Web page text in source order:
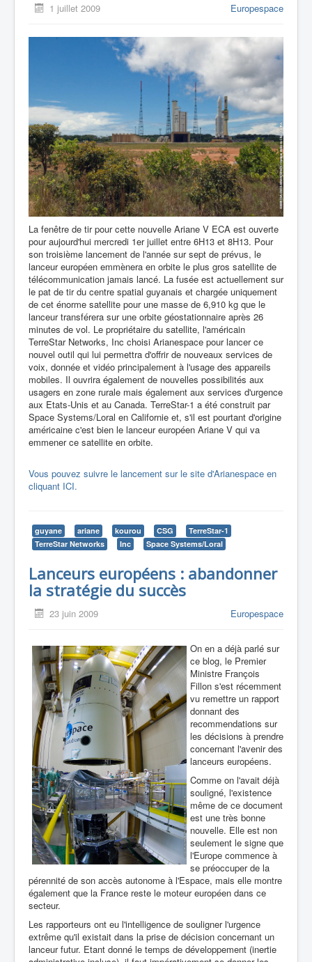
1 juillet 2009 Europespace
La fenêtre de tir pour cette nouvelle Ariane V ECA est ouverte
pour aujourd'hui mercredi 1er juillet entre 6H13 et 8H13. Pour
son troisième lancement de l'année sur sept de prévus, le
lanceur européen emmènera en orbite le plus gros satellite de
télécommunication jamais lancé. La fusée est actuellement sur
le pat de tir du centre spatial guyanais et chargée uniquement
de cet énorme satellite pour une masse de 6,910 kg que le
lanceur transférera sur une orbite géostationnaire après 26
minutes de vol. Le propriétaire du satellite, l'américain
TerreStar Networks, Inc choisi Arianespace pour lancer ce
nouvel outil qui lui permettra d'offrir de nouveaux services de
voix, donnée et vidéo principalement à l'usage des appareils
mobiles. Il ouvrira également de nouvelles possibilités aux
usagers en zone rurale mais également aux services d'urgence
aux Etats-Unis et au Canada. TerreStar-1 a été construit par
Space Systems/Loral en Californie et, s'il est pourtant d'origine
américaine c'est bien le lanceur européen Ariane V qui va
emmener ce satellite en orbite.
Vous pouvez suivre le lancement sur le site d'Arianespace en
cliquant ICI.
guyane ariane kourou CSG
TerreStar-1
TerreStar Networks
Inc Space Systems/Loral
Lanceurs européens : abandonner
la stratégie du succès
23 juin 2009 Europespace
On en a déjà parlé sur
ce blog, le Premier
Ministre François
Fillon s'est récemment
vu remettre un rapport
donnant des
recommendations sur
les décisions à prendre
concernant l'avenir des
lanceurs européens.
Comme on l'avait déjà
souligné, l'existence
même de ce document
est une très bonne
nouvelle. Elle est non
seulement le signe que
l'Europe commence à
se préoccuper de la
pérennité de son accès autonome à l'Espace, mais elle montre
également que la France reste le moteur européen dans ce
secteur.
Les rapporteurs ont eu l'intelligence de souligner l'urgence
extrême qu'il existait dans la prise de décision concernant un
lanceur futur. Etant donné le temps de développement (inertie